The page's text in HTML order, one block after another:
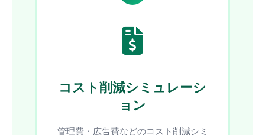
コスト削減シミュレーシ
ョン
管理費・広告費などのコスト削減シミ